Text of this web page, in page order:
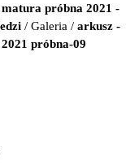
próbna 2021 -
/ Galeria / arkusz -
próbna-09